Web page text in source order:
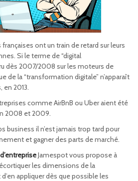
ont un train de retard sur leurs
Si le terme de “digital
dès 2007/2008 sur les moteurs de
de la “transformation digitale” n’apparaît
en 2013.
comme AirBnB ou Uber aient été
2008 et 2009.
business il n’est jamais trop tard pour
et gagner des parts de marché.
Jamespot vous propose à
les dimensions de la
appliquer dès que possible les